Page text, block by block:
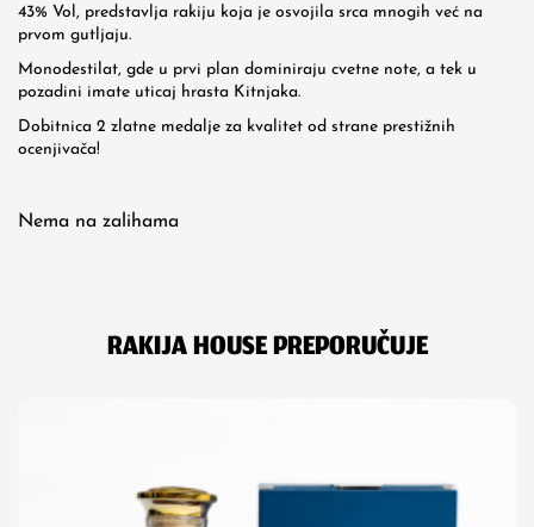
43% Vol, predstavlja rakiju koja je osvojila srca mnogih već na
prvom gutljaju.
Monodestilat, gde u prvi plan dominiraju cvetne note, a tek u
pozadini imate uticaj hrasta Kitnjaka.
Dobitnica 2 zlatne medalje za kvalitet od strane prestižnih
ocenjivača!
Nema na zalihama
RAKIJA HOUSE PREPORUČUJE